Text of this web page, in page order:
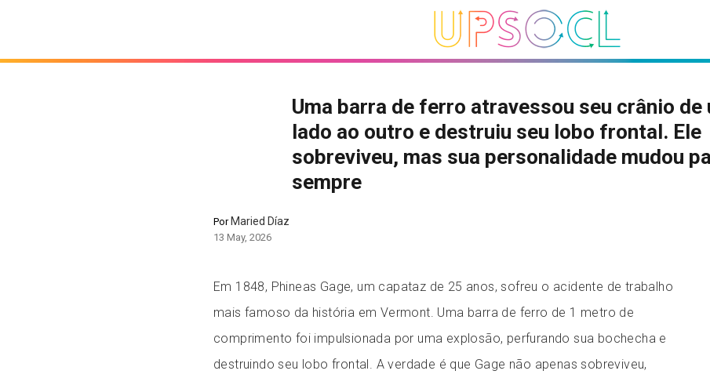
Uma barra de ferro atravessou seu crânio de
lado ao outro e destruiu seu lobo frontal. Ele
sobreviveu, mas sua personalidade mudou
sempre
PorMaried Díaz
13 May, 2026
Em 1848, Phineas Gage, um capataz de 25 anos, sofreu o acidente de trabalho
mais famoso da história em Vermont. Uma barra de ferro de 1 metro de
comprimento foi impulsionada por uma explosão, perfurando sua bochecha e
destruindo seu lobo frontal. A verdade é que Gage não apenas sobreviveu,